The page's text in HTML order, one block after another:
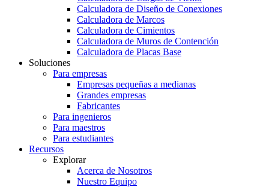
Calculadora de Diseño de Conexiones
Calculadora de Marcos
Calculadora de Cimientos
Calculadora de Muros de Contención
Calculadora de Placas Base
Soluciones
Para empresas
Empresas pequeñas a medianas
Grandes empresas
Fabricantes
Para ingenieros
Para maestros
Para estudiantes
Recursos
Explorar
Acerca de Nosotros
Nuestro Equipo